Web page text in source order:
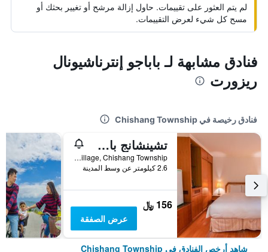
لم يتم العثور على تقييمات. حاول إزالة مرشح أو تغيير بحثك أو
مسح كل شيء لعرض التقييمات.
فنادق مشابهة لـ باباجو إنترناشيونال
ريزورت
فنادق رخيصة في Chishang Township
تشينشانج باستورال فارم ريزورت
No. 110, Xinxing Village, Chishang Township, تايوان
2.6 كيلومتر عن وسط المدينة
156 ﷼
عرض الصفقة
شاهد أرخص الفنادق في Chishang Township